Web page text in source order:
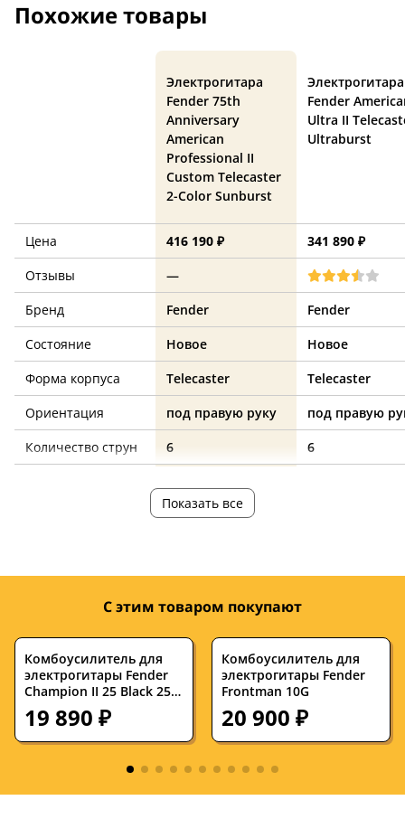
Похожие товары
Электрогитара
Fender 75th
Anniversary
American
Professional II
Custom Telecaster
2-Color Sunburst
Электрогитара
Fender
Ultra II
Ultraburst
Цена 416 190 ₽
341 890 ₽
Отзывы
—
Бренд
Fender
Fender
Состояние
Новое
Новое
Форма корпуса
Telecaster
Telecaster
Ориентация
под правую руку
под правую
Количество струн
6
6
25.5
ольха
Гриф
клен
клен
Накладка на гриф
клен
клен
Цвет корпуса
В комплекте
кейс
кейс
пассивная
Показать все
С этим товаром покупают
Комбоусилитель для
электрогитары Fender
Champion II 25 Black 25W
1x8
19 890 ₽
Комбоусилитель для
электрогитары Fender
Frontman 10G
20 900 ₽